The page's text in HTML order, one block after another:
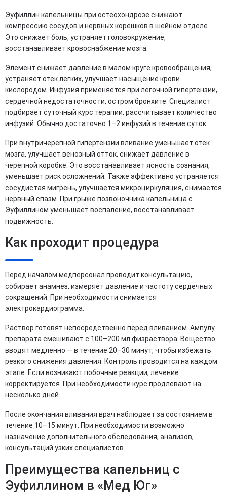
Эуфиллин капельницы при остеохондрозе снижают
компрессию сосудов и нервных корешков в шейном отделе.
Это снижает боль, устраняет головокружение,
восстанавливает кровоснабжение мозга.
Элемент снижает давление в малом круге кровообращения,
устраняет отек легких, улучшает насыщение крови
кислородом. Инфузия применяется при легочной гипертензии,
сердечной недостаточности, остром бронхите. Специалист
подбирает суточный курс терапии, рассчитывает количество
инфузий. Обычно достаточно 1–2 инфузий в течение суток.
При внутричерепной гипертензии вливание уменьшает отек
мозга, улучшает венозный отток, снижает давление в
черепной коробке. Это восстанавливает ясность сознания,
уменьшает риск осложнений. Также эффективно устраняется
сосудистая мигрень, улучшается микроциркуляция, снимается
нервный спазм. При грыже позвоночника капельница с
Эуфиллином уменьшает воспаление, восстанавливает
подвижность.
Как проходит процедура
Перед началом медперсонал проводит консультацию,
собирает анамнез, измеряет давление и частоту сердечных
сокращений. При необходимости снимается
электрокардиограмма.
Раствор готовят непосредственно перед вливанием. Ампулу
препарата смешивают с 100–200 мл физраствора. Вещество
вводят медленно — в течение 20–30 минут, чтобы избежать
резкого снижения давления. Контроль проводится на каждом
этапе. Если возникают побочные реакции, лечение
корректируется. При необходимости курс продлевают на
несколько дней.
После окончания вливания врач наблюдает за состоянием в
течение 10–15 минут. При необходимости возможно
назначение дополнительного обследования, анализов,
консультаций узких специалистов.
Преимущества капельниц с
Эуфиллином в «Мед Юг»